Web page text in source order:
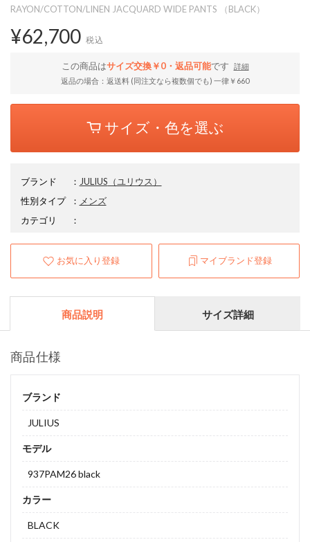
RAYON/COTTON/LINEN JACQUARD WIDE PANTS （BLACK）
¥62,700 税込
この商品はサイズ交換￥0・返品可能です
詳細
返品の場合：返送料 (同注文なら複数個でも) 一律￥660
サイズ・色を選ぶ
ブランド ： JULIUS （ユリウス）
性別タイプ
： メンズ
カテゴリ
：
お気に入り登録 マイブランド登録
商品説明 サイズ詳細
商品仕様
ブランド
JULIUS
モデル
937PAM26 black
カラー
BLACK